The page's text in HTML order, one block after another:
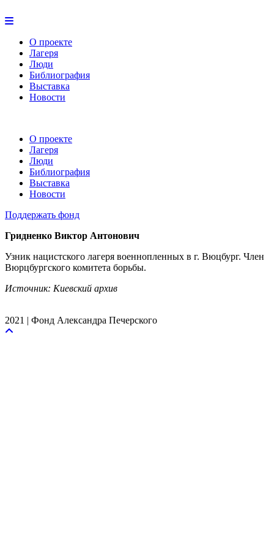
О проекте
Лагеря
Люди
Библиография
Выставка
Новости
О проекте
Лагеря
Люди
Библиография
Выставка
Новости
Поддержать фонд
Гридненко Виктор Антонович
Узник нацистского лагеря военнопленных в г. Вюцбург. Член
Вюрцбургского комитета борьбы.
Источник: Киевский архив
2021 | Фонд Александра Печерского